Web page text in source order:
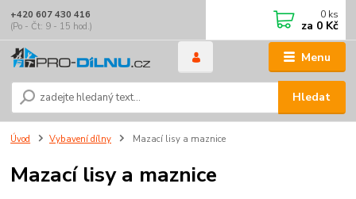
Menu
Hledat
+420 607 430 416
(Po - Čt: 9 - 15 hod.)
0 ks
za 0 Kč
Úvod Vybavení dílny Mazací lisy a maznice
Mazací lisy a maznice